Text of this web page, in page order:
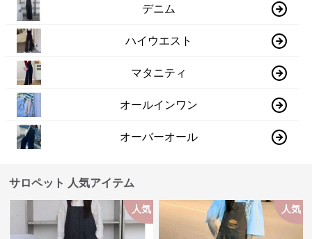
デニム
ハイウエスト
マタニティ
オールインワン
オーバーオール
サロペット 人気アイテム
人気 人気